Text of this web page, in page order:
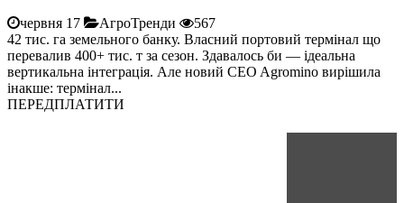
червня 17 АгроТренди
567
42 тис. га земельного банку. Власний портовий термінал що
перевалив 400+ тис. т за сезон. Здавалось би — ідеальна
вертикальна інтеграція. Але новий CEO Agromino вирішила
інакше: термінал...
ПЕРЕДПЛАТИТИ